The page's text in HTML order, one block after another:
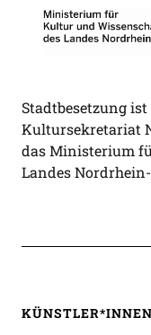
Stadtbesetzung
Kultursekretariat
das Ministerium
Landes
KÜNSTLER*INNEN